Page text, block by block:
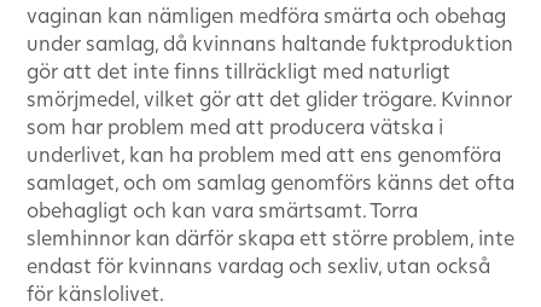
vaginan kan nämligen medföra smärta och obehag
under samlag, då kvinnans haltande fuktproduktion
gör att det inte finns tillräckligt med naturligt
smörjmedel, vilket gör att det glider trögare. Kvinnor
som har problem med att producera vätska i
underlivet, kan ha problem med att ens genomföra
samlaget, och om samlag genomförs känns det ofta
obehagligt och kan vara smärtsamt. Torra
slemhinnor kan därför skapa ett större problem, inte
endast för kvinnans vardag och sexliv, utan också
för känslolivet.